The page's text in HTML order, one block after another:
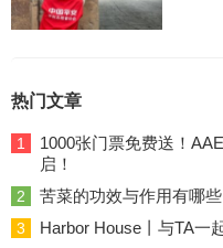
热门文章
1
1000张门票免费送！
启！
2 苦菜的功效与作用有哪些
3 Harbor House丨与TA一